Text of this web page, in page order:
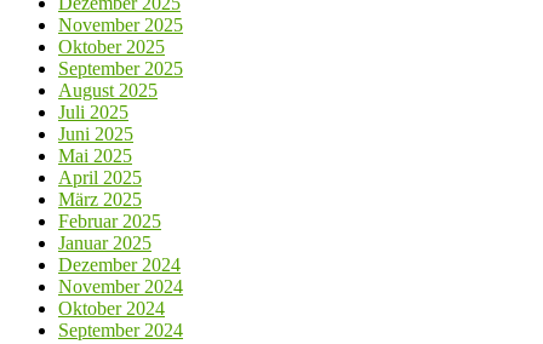
November 2025
Oktober 2025
September 2025
August 2025
Juli 2025
Juni 2025
Mai 2025
April 2025
März 2025
Februar 2025
Januar 2025
Dezember 2024
November 2024
Oktober 2024
September 2024